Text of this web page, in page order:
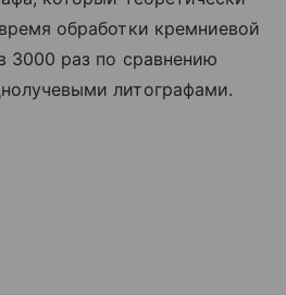
обработки кремниевой
3000 раз по сравнению
литографами.